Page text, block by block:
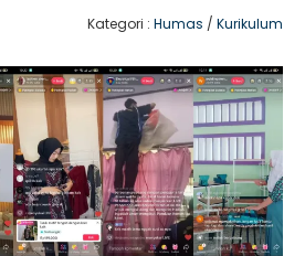
Kategori : Humas / Kurikulum